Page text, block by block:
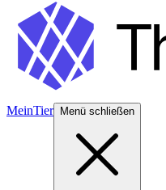
MeinTier Menü schließen